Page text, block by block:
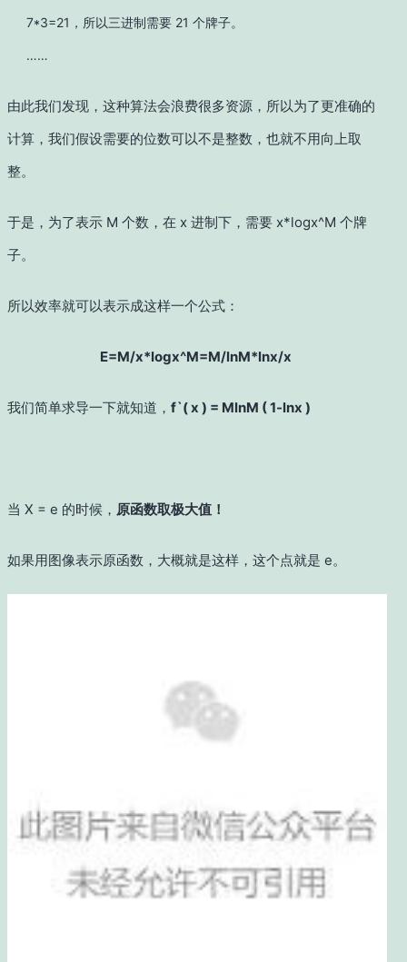
7*3=21，所以三进制需要 21 个牌子。
……
由此我们发现，这种算法会浪费很多资源，所以为了更准确的
计算，我们假设需要的位数可以不是整数，也就不用向上取
整。
于是，为了表示 M 个数，在 x 进制下，需要 x*logx^M 个牌
子。
所以效率就可以表示成这样一个公式：
E=M/x*logx^M=M/lnM*lnx/x
我们简单求导一下就知道， f`( x ) = MlnM ( 1-lnx )
当 X = e 的时候， 原函数取极大值！
如果用图像表示原函数，大概就是这样，这个点就是 e。